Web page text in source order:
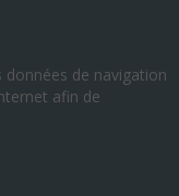
données de navigation
afin de